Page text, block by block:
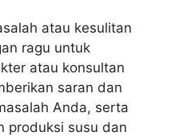
atau kesulitan
ragu untuk
atau konsultan
saran dan
Anda, serta
produksi susu dan